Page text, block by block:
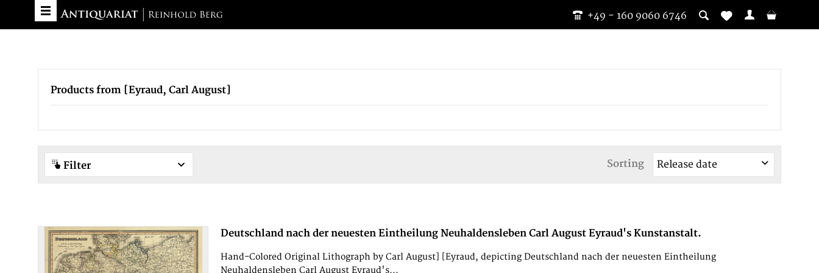
+49 - 160 9060 6746
Products from [Eyraud, Carl August]
Filter Sorting
Deutschland nach der neuesten Eintheilung Neuhaldensleben Carl August Eyraud's Kunstanstalt.
Hand-Colored Original Lithograph by Carl August] [Eyraud, depicting Deutschland nach der neuesten Eintheilung
Neuhaldensleben Carl August Eyraud's...